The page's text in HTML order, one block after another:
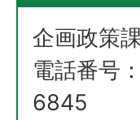
企画政策
電話番号
6845